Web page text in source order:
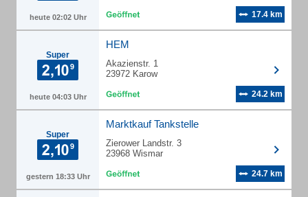
heute 02:02 Uhr 17.4 km
Super
heute 04:03 Uhr
HEM
Akazienstr. 1
23972 Karow
24.2 km
Super
gestern 18:33 Uhr
Marktkauf Tankstelle
Zierower Landstr. 3
23968 Wismar
24.7 km